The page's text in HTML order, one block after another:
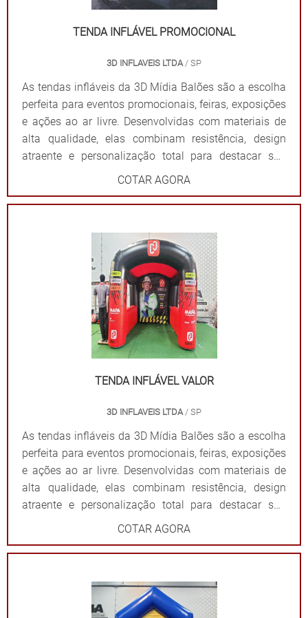
materiais resistentes para uso frequente. Impacto
visual: Garantem destaque em meio a qualquer
inesquecível com uma solução que combina
funcionalidade e impacto visual!
TENDA INFLÁVEL PROMOCIONAL
3D INFLAVEIS LTDA/ SP
As tendas infláveis da 3D Mídia Balões são a escolha
perfeita para eventos promocionais, feiras, exposições
e ações ao ar livre. Desenvolvidas com materiais de
alta qualidade, elas combinam resistência, design
atraente e personalização total para destacar sua
marca de forma impactante. Cada tenda é projetada
ampla visibilidade com cores vibrantes e áreas
mensagem. Além de proteger contra sol ou chuva,
elas criam um ponto de referência visual que atrai o
público e fortalece sua presença em qualquer evento.
Por que escolher as tendas infláveis da 3D Mídia
impressões exclusivas. Praticidade: Fácil transporte,
montagem e desmontagem. Durabilidade: Feitas com
materiais resistentes para uso frequente. Impacto
visual: Garantem destaque em meio a qualquer
inesquecível com uma solução que combina
funcionalidade e impacto visual!
COTAR AGORA
TENDA INFLÁVEL VALOR
3D INFLAVEIS LTDA/ SP
As tendas infláveis da 3D Mídia Balões são a escolha
perfeita para eventos promocionais, feiras, exposições
e ações ao ar livre. Desenvolvidas com materiais de
alta qualidade, elas combinam resistência, design
atraente e personalização total para destacar sua
marca de forma impactante. Cada tenda é projetada
ampla visibilidade com cores vibrantes e áreas
mensagem. Além de proteger contra sol ou chuva,
elas criam um ponto de referência visual que atrai o
COTAR AGORA